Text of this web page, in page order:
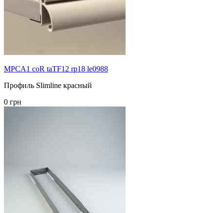
MPCA1 coR taTF12 rp18 le0988
Профиль Slimline красный
0 грн